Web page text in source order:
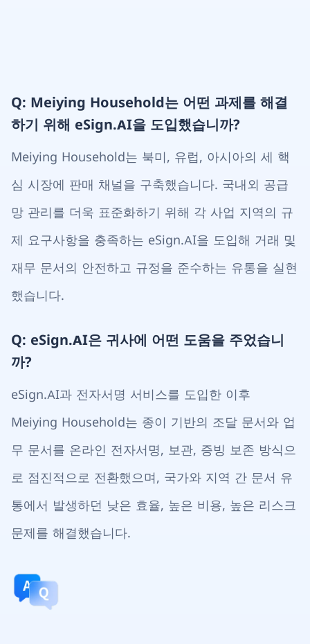
Q: Meiying Household는 어떤 과제를 해결
하기 위해 eSign.AI을 도입했습니까?
Meiying Household는 북미, 유럽, 아시아의 세 핵
심 시장에 판매 채널을 구축했습니다. 국내외 공급
망 관리를 더욱 표준화하기 위해 각 사업 지역의 규
제 요구사항을 충족하는 eSign.AI을 도입해 거래 및
재무 문서의 안전하고 규정을 준수하는 유통을 실현
했습니다.
Q: eSign.AI은 귀사에 어떤 도움을 주었습니
까?
eSign.AI과 전자서명 서비스를 도입한 이후
Meiying Household는 종이 기반의 조달 문서와 업
무 문서를 온라인 전자서명, 보관, 증빙 보존 방식으
로 점진적으로 전환했으며, 국가와 지역 간 문서 유
통에서 발생하던 낮은 효율, 높은 비용, 높은 리스크
문제를 해결했습니다.